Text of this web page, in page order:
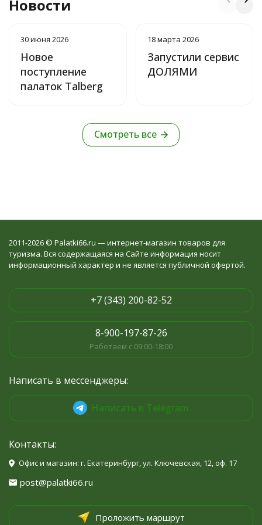
Новости
30 июня 2026
Новое
поступление
палаток Talberg
18 марта 2026
Запустили сервис
ДОЛЯМИ
Смотреть все
2011-2026 © Palatki66.ru — интернет-магазин товаров для
туризма. Вся содержащаяся на Сайте информация носит
информационный характер и не является публичной офертой.
+7 (343) 200-82-52
8-900-197-87-26
Работаем с 09:00-18:00
Написать в мессенджеры:
Написать в Telegram
Контакты:
Офис и магазин: г. Екатеринбург, ул. Ключевская, 12, оф. 17
post@palatki66.ru
Проложить маршрут